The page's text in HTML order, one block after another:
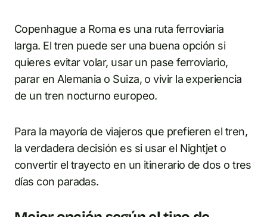
Copenhague a Roma es una ruta ferroviaria
larga. El tren puede ser una buena opción si
quieres evitar volar, usar un pase ferroviario,
parar en Alemania o Suiza, o vivir la experiencia
de un tren nocturno europeo.
Para la mayoría de viajeros que prefieren el tren,
la verdadera decisión es si usar el Nightjet o
convertir el trayecto en un itinerario de dos o tres
días con paradas.